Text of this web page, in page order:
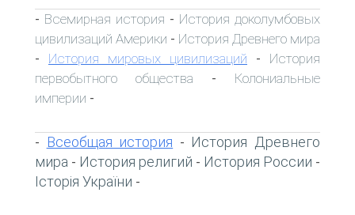
- Всемирная история - История доколумбовых
цивилизаций Америки - История Древнего мира
- История мировых цивилизаций - История
первобытного общества - Колониальные
империи -
- Всеобщая история - История Древнего
мира - История религий - История России -
Історія України -